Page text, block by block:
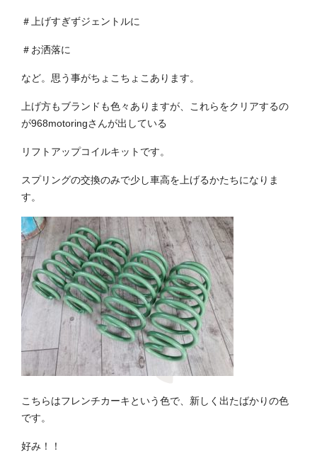
＃上げすぎずジェントルに
＃お洒落に
など。思う事がちょこちょこあります。
上げ方もブランドも色々ありますが、これらをクリアするの
が968motoringさんが出している
リフトアップコイルキットです。
スプリングの交換のみで少し車高を上げるかたちになりま
す。
こちらはフレンチカーキという色で、新しく出たばかりの色
です。
好み！！